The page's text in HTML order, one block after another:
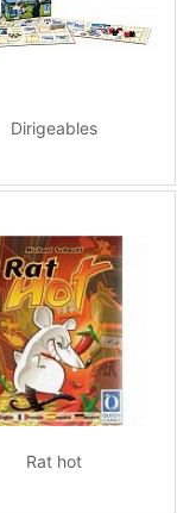
Dirigeables
Rat hot